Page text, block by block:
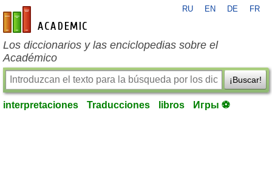
es-academic.com
RU EN DE FR
Los diccionarios y las enciclopedias sobre el
Académico
¡Buscar!
interpretaciones Traducciones libros Игры ⚽